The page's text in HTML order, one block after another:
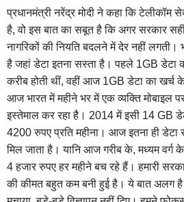
प्रधानमंत्री नरेंद्र मोदी ने कहा कि टेलीकॉम
है, वो इस बात का सबूत है कि अगर सरकार
नागरिकों की नियति बदलने में देर नहीं लगती।
है जहां डेटा इतना सस्ता है। पहले 1GB डेटा
करीब होती थीं, वहीं आज 1GB डेटा का
आज भारत में महीने भर में एक व्यक्ति मोबाइल
इस्तेमाल कर रहा है। 2014 में इसी 14 GB
4200 रुपए प्रति महीना। आज इतना ही डेटा
मिल जाता है। यानि आज गरीब के, मध्यम वर्ग
4 हजार रुपए हर महीने बच रहे हैं। हमारी
की कीमत बहुत कम बनी हुई है। ये बात अलग है